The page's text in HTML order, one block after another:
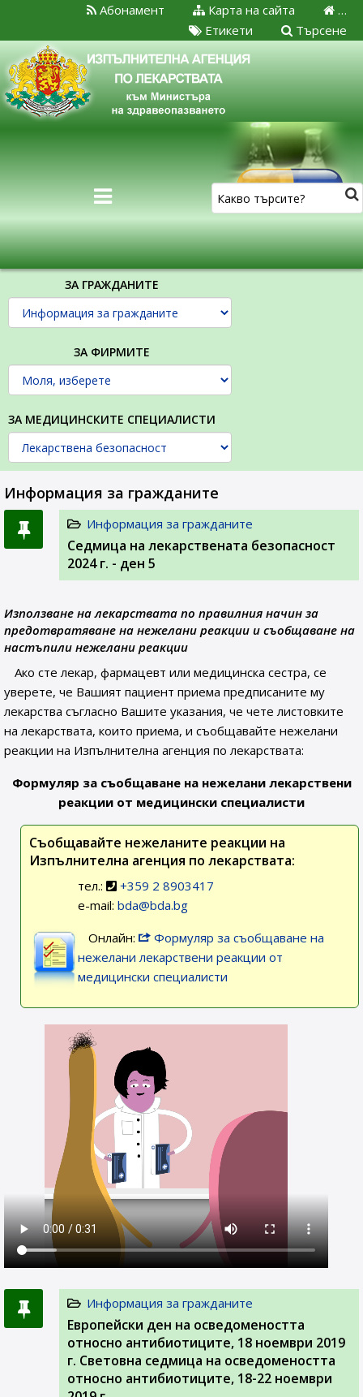
…
Карта на сайта
Абонамент
Търсене
Етикети
ЗА ГРАЖДАНИТЕ
ЗА ФИРМИТЕ
ЗА МЕДИЦИНСКИТЕ СПЕЦИАЛИСТИ
Информация за гражданите
Информация за гражданите
Седмица на лекарствената безопасност
2024 г. - ден 5
Използване на лекарствата по правилния начин за
предотвратяване на нежелани реакции и съобщаване на
настъпили нежелани реакции
Ако сте лекар, фармацевт или медицинска сестра, се
уверете, че Вашият пациент приема предписаните му
лекарства съгласно Вашите указания, че чете листовките
на лекарствата, които приема, и съобщавайте нежелани
реакции на Изпълнителна агенция по лекарствата:
Формуляр за съобщаване на нежелани лекарствени
реакции от медицински специалисти
Съобщавайте нежеланите реакции на
Изпълнителна агенция по лекарствата:
тел.:
+359 2 8903417
e-mail:bda@bda.bg
Онлайн:
Формуляр за съобщаване на
нежелани лекарствени реакции от
медицински специалисти
Информация за гражданите
Европейски ден на осведомеността
относно антибиотиците, 18 ноември 2019
г. Световна седмица на осведомеността
относно антибиотиците, 18-22 ноември